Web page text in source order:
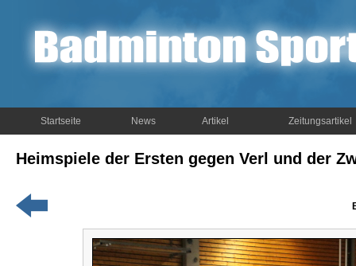
Startseite News Artikel Zeitungsartikel
Heimspiele der Ersten gegen Verl und der